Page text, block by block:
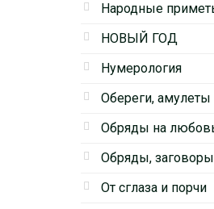
Народные
НОВЫЙ ГОД
Нумерология
Обереги,
Обряды на
Обряды,
От сглаза и порчи